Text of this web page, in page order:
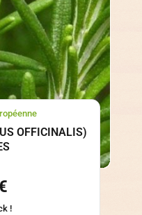
OFFICINALIS)
!